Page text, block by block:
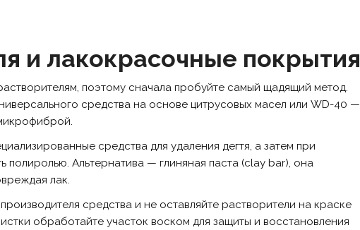
и лакокрасочные покрытия
поэтому сначала пробуйте самый щадящий метод.
средства на основе цитрусовых масел или WD-40 —
средства для удаления дегтя, а затем при
Альтернатива — глиняная паста (clay bar), она
лак.
средства и не оставляйте растворители на краске
обработайте участок воском для защиты и восстановления